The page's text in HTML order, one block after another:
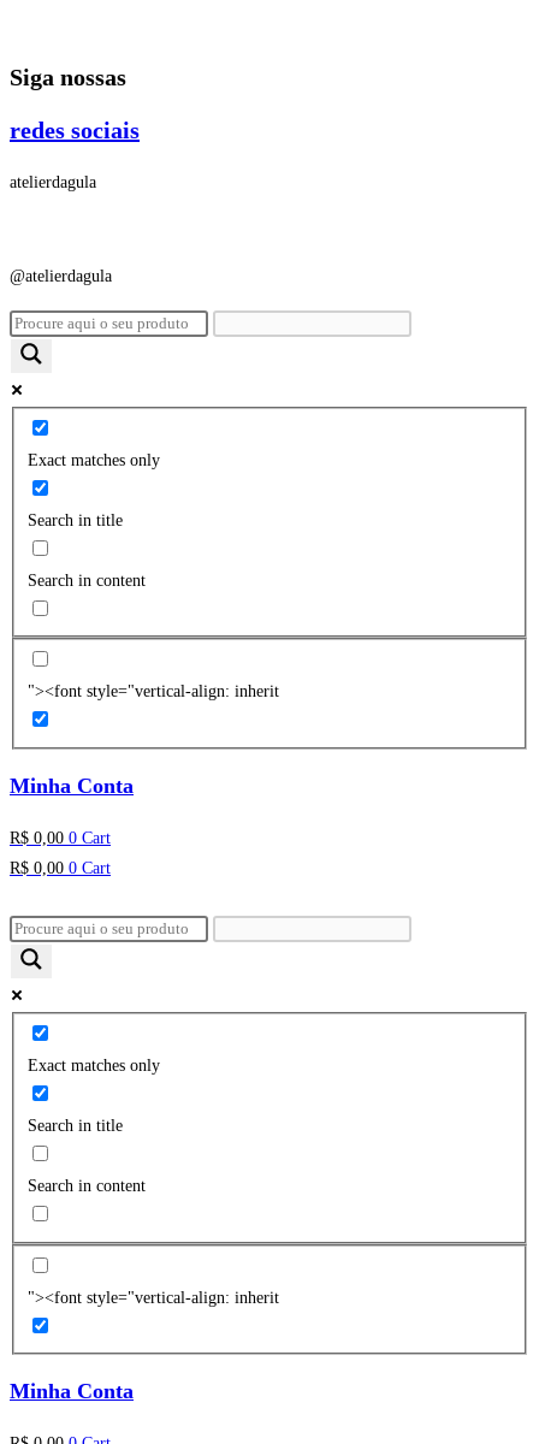
o
Siga nossas
redes sociais
atelierdagula
@atelierdagula
Exact matches only
Search in title
Search in content
"><font style="vertical-align: inherit
Minha Conta
R$ 0,00 0 Cart
R$ 0,00 0 Cart
Exact matches only
Search in title
Search in content
"><font style="vertical-align: inherit
Minha Conta